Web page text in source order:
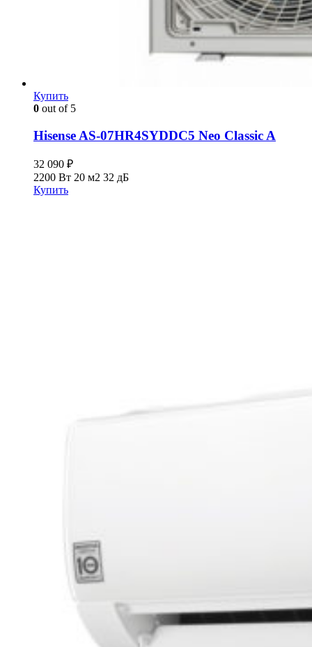
Купить
0 out of 5
Hisense AS-07HR4SYDDC5 Neo Classic A
32 090 ₽
2200 Вт 20 м2 32 дБ
Купить